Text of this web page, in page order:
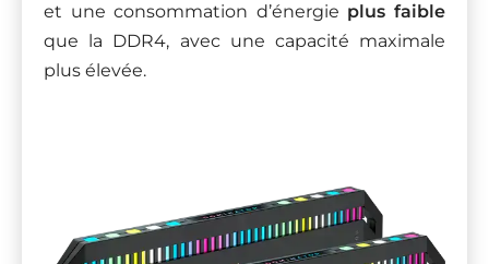
et une consommation d’énergie plus faible
que la DDR4, avec une capacité maximale
plus élevée.